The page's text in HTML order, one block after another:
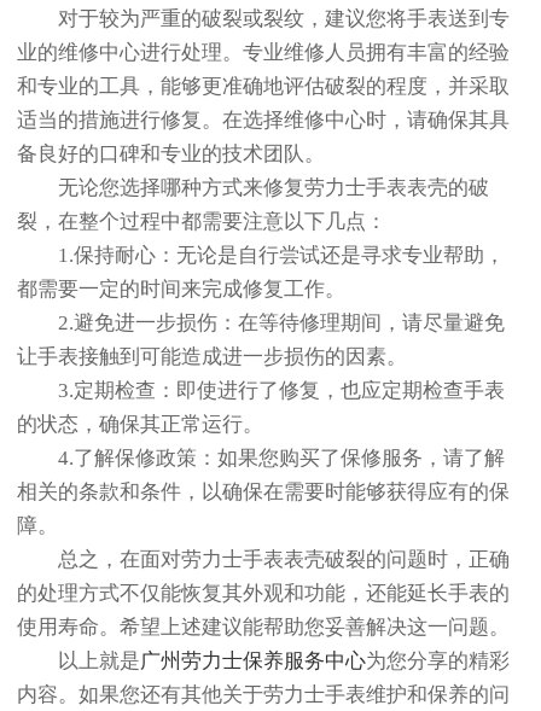
对于较为严重的破裂或裂纹，建议您将手表送到专
业的维修中心进行处理。专业维修人员拥有丰富的经验
和专业的工具，能够更准确地评估破裂的程度，并采取
适当的措施进行修复。在选择维修中心时，请确保其具
备良好的口碑和专业的技术团队。
无论您选择哪种方式来修复劳力士手表表壳的破
裂，在整个过程中都需要注意以下几点：
1.保持耐心：无论是自行尝试还是寻求专业帮助，
都需要一定的时间来完成修复工作。
2.避免进一步损伤：在等待修理期间，请尽量避免
让手表接触到可能造成进一步损伤的因素。
3.定期检查：即使进行了修复，也应定期检查手表
的状态，确保其正常运行。
4.了解保修政策：如果您购买了保修服务，请了解
相关的条款和条件，以确保在需要时能够获得应有的保
障。
总之，在面对劳力士手表表壳破裂的问题时，正确
的处理方式不仅能恢复其外观和功能，还能延长手表的
使用寿命。希望上述建议能帮助您妥善解决这一问题。
以上就是广州劳力士保养服务中心为您分享的精彩
内容。如果您还有其他关于劳力士手表维护和保养的问